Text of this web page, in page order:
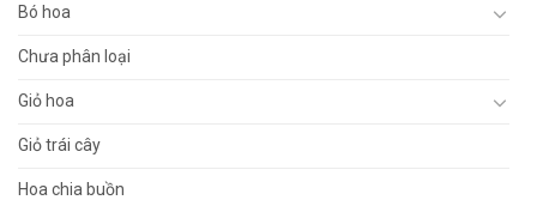
Bó hoa
Chưa phân loại
Giỏ hoa
Giỏ trái cây
Hoa chia buồn